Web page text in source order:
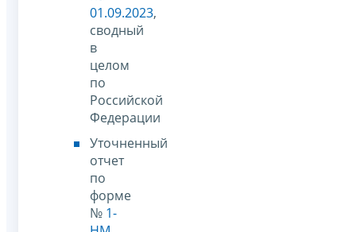
01.09.2023,
сводный
в
целом
по
Российской
Федерации
Уточненный
отчет
по
форме
№ 1-